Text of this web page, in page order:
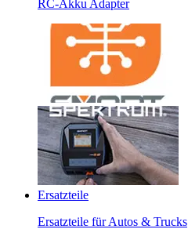
RC-Akku Adapter
Ersatzteile
Ersatzteile für Autos & Trucks